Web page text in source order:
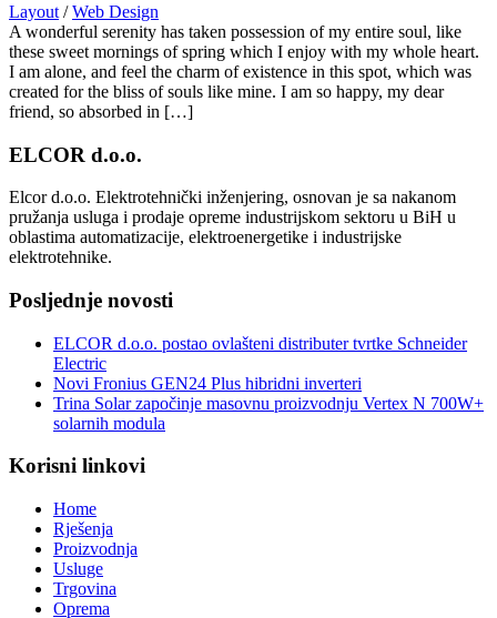
Layout / Web Design
A wonderful serenity has taken possession of my entire soul, like
these sweet mornings of spring which I enjoy with my whole heart.
I am alone, and feel the charm of existence in this spot, which was
created for the bliss of souls like mine. I am so happy, my dear
friend, so absorbed in […]
ELCOR d.o.o.
Elcor d.o.o. Elektrotehnički inženjering, osnovan je sa nakanom
pružanja usluga i prodaje opreme industrijskom sektoru u BiH u
oblastima automatizacije, elektroenergetike i industrijske
elektrotehnike.
Posljednje novosti
ELCOR d.o.o. postao ovlašteni distributer tvrtke Schneider
Electric
Novi Fronius GEN24 Plus hibridni inverteri
Trina Solar započinje masovnu proizvodnju Vertex N 700W+
solarnih modula
Korisni linkovi
Home
Rješenja
Proizvodnja
Usluge
Trgovina
Oprema